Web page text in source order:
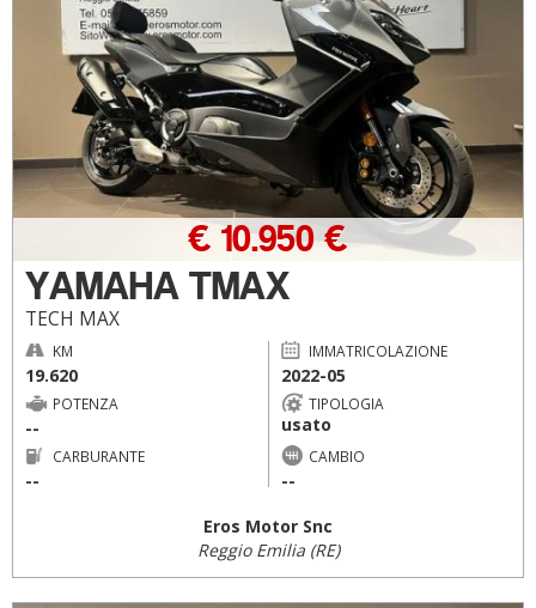
YAMAHA TMAX
TECH MAX
€ 10.950 €
KM
19.620
IMMATRICOLAZIONE
2022-05
POTENZA
--
TIPOLOGIA
usato
CARBURANTE
--
CAMBIO
--
Eros Motor Snc
Reggio Emilia (RE)